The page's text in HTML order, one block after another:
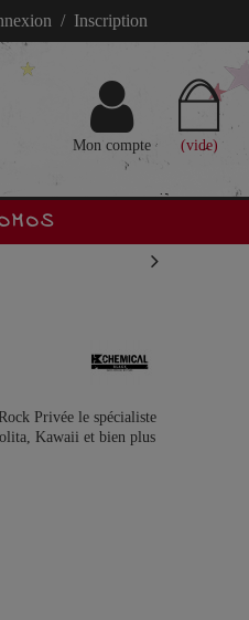
/ Inscription
(vide)
Mon compte
Privée le spécialiste
Kawaii et bien plus